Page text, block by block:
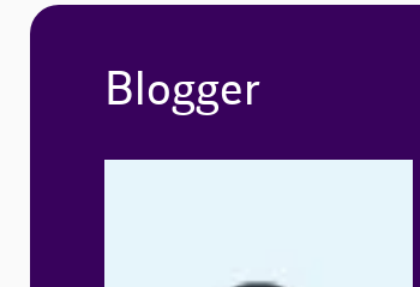
Blogger